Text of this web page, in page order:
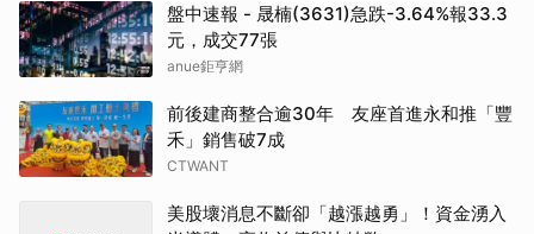
盤中速報 - 晟楠(3631)急跌-3.64%報33.3
元，成交77張
anue鉅亨網
前後建商整合逾30年 友座首進永和推「豐
禾」銷售破7成
CTWANT
美股壞消息不斷卻「越漲越勇」！資金湧入